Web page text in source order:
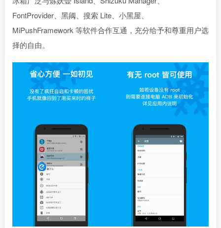
FontProvider、黑阈、搜索 Lite、小黑屋、
MiPushFramework 等软件合作互通，充分给予和尊重用户选
择的自由。